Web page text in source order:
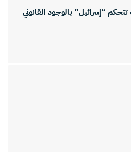
“إسرائيل” بالوجود القانوني